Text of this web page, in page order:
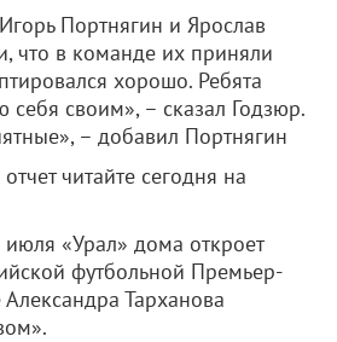
Портнягин и Ярослав
что в команде их приняли
хорошо. Ребята
себя своим», – сказал Годзюр.
– добавил Портнягин
читайте сегодня на
«Урал» дома откроет
футбольной Премьер-
Тарханова